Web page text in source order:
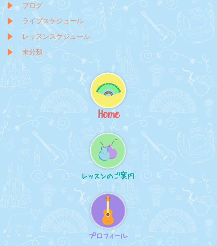
ブログ
ライブスケジュール
レッスンスケジュール
未分類